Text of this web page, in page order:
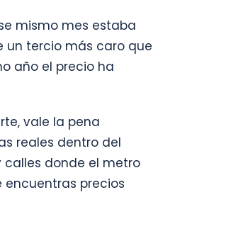
mismo mes estaba
un tercio más caro que
año el precio ha
vale la pena
reales dentro del
calles donde el metro
precios